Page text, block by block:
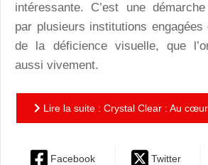
intéressante. C’est une
par plusieurs institutions engagées
de la déficience visuelle, que
aussi vivement.
Lire la suite : Crystal Clear : Au
Facebook Twitter